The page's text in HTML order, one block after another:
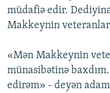
müdafiə edir.
Makkeynin
«Mən Makkeynin
münasibətinə
edirəm» - deyən